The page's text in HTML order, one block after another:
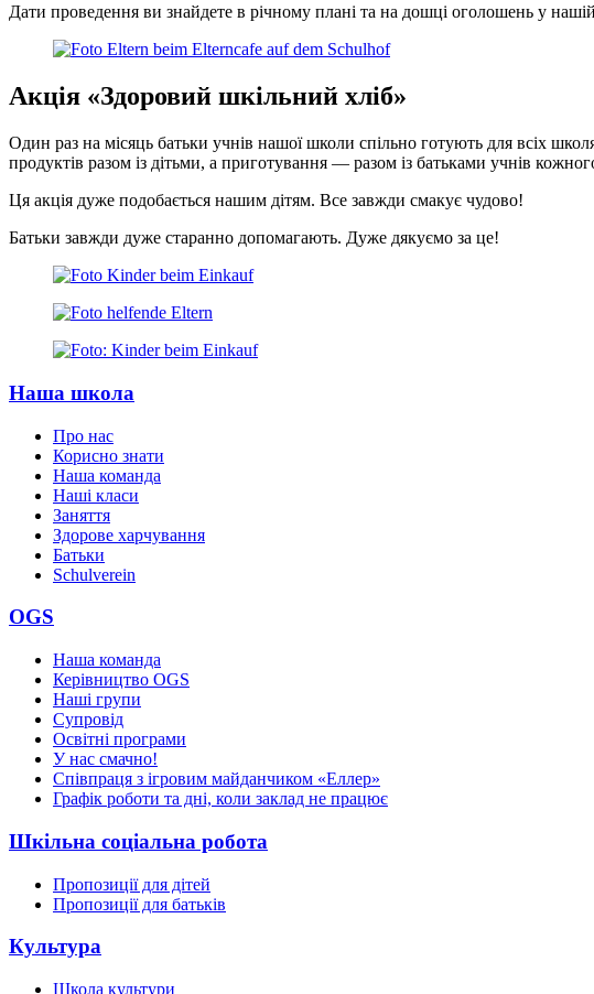
Дати проведення ви знайдете в річному плані та на дошці оголошень у нашій
Акція «Здоровий шкільний хліб»
Один раз на місяць батьки учнів нашої школи спільно готують для всіх
продуктів разом із дітьми, а приготування — разом із батьками учнів
Ця акція дуже подобається нашим дітям. Все завжди смакує чудово!
Батьки завжди дуже старанно допомагають. Дуже дякуємо за це!
Наша школа
Про нас
Корисно знати
Наша команда
Наші класи
Заняття
Здорове харчування
Батьки
Schulverein
OGS
Наша команда
Керівництво OGS
Наші групи
Супровід
Освітні програми
У нас смачно!
Співпраця з ігровим майданчиком «Еллер»
Графік роботи та дні, коли заклад не працює
Шкільна соціальна робота
Пропозиції для дітей
Пропозиції для батьків
Культура
Школа культури